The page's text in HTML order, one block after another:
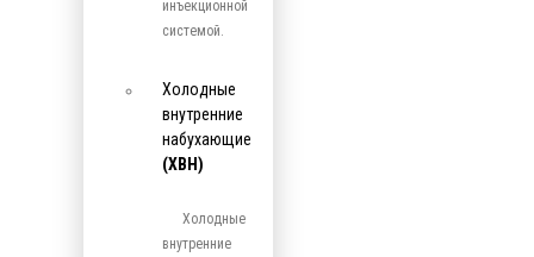
инъекционной
системой.
Холодные
внутренние
набухающие
(ХВН)
Холодные
внутренние